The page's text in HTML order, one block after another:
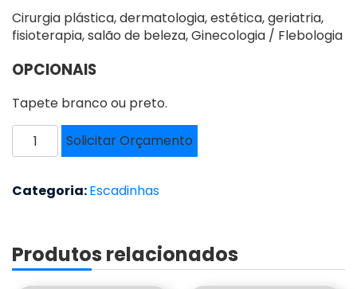
Cirurgia plástica, dermatologia, estética, geriatria,
fisioterapia, salão de beleza, Ginecologia / Flebologia
OPCIONAIS
Tapete branco ou preto.
ESCADINHA
30
quantidade
Solicitar Orçamento
Categoria:Escadinhas
Produtos relacionados